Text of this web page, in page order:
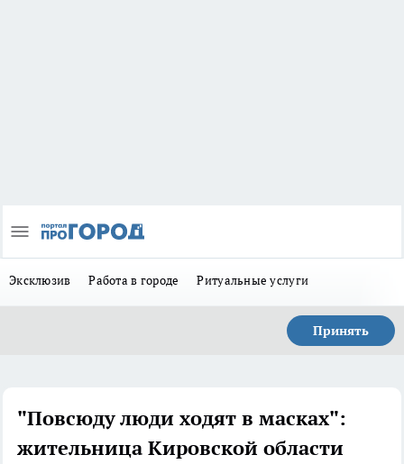
Эксклюзив Работа в городе Ритуальные услуги
Принять
"Повсюду люди ходят в масках":
жительница Кировской области